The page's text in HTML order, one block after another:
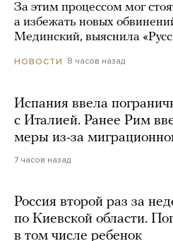
За этим процессом мог
а избежать новых
Мединский, выяснила
НОВОСТИ 8 часов назад
Испания ввела
с Италией. Ранее Рим
меры из-за
7 часов назад
Россия второй раз за
по Киевской области.
в том числе ребенок